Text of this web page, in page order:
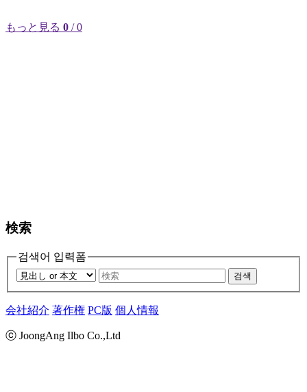
もっと見る 0 / 0
検索
검색어 입력폼
검색
会社紹介 著作権 PC版 個人情報
ⓒ JoongAng Ilbo Co.,Ltd